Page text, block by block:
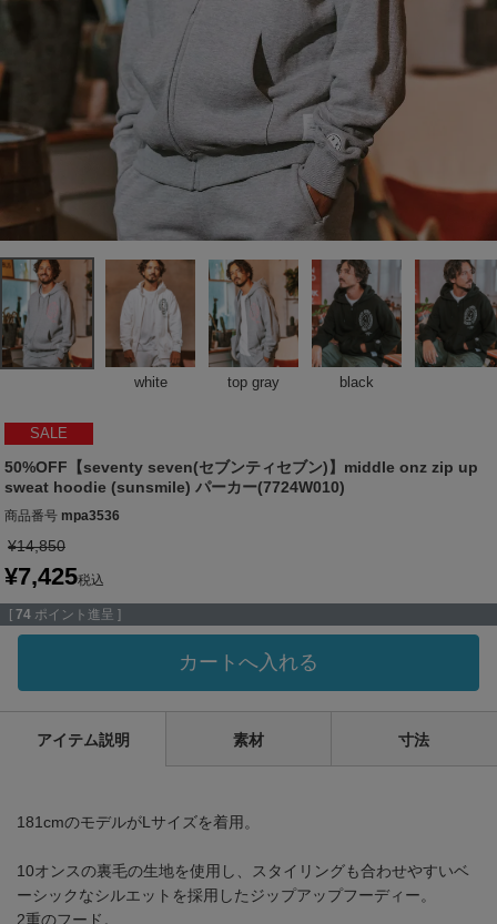
white top gray black
SALE
50%OFF【seventy seven(セブンティセブン)】middle onz zip up
sweat hoodie (sunsmile) パーカー(7724W010)
商品番号 mpa3536
¥14,850
¥7,425税込
[ 74 ポイント進呈 ]
カートへ入れる
アイテム説明 素材 寸法
181cmのモデルがLサイズを着用。
10オンスの裏毛の生地を使用し、スタイリングも合わせやすいベ
ーシックなシルエットを採用したジップアップフーディー。
2重のフード。